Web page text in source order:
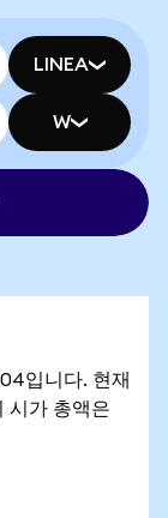
LINEA
W
입니다. 현재
시가 총액은